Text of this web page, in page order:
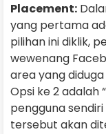
Placement:
yang pertama
pilihan ini diklik,
wewenang
area yang
Opsi ke 2 adalah
pengguna
tersebut akan